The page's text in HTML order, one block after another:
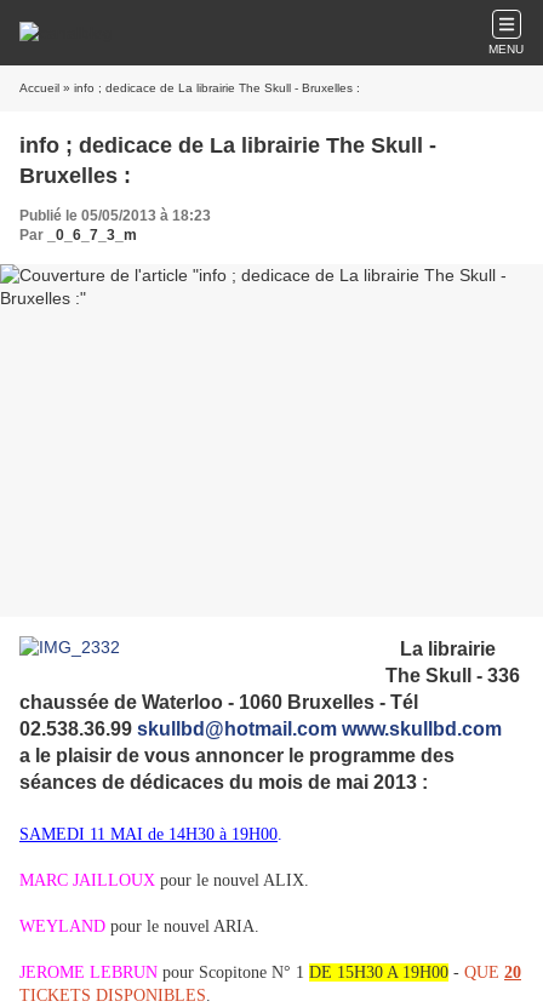
MENU
Accueil » info ; dedicace de La librairie The Skull - Bruxelles :
info ; dedicace de La librairie The Skull -
Bruxelles :
Publié le 05/05/2013 à 18:23
Par
_0_6_7_3_m
La librairie
The Skull - 336
chaussée de Waterloo - 1060 Bruxelles - Tél
02.538.36.99 skullbd@hotmail.com www.skullbd.com
a le plaisir de vous annoncer le programme des
séances de dédicaces du mois de mai 2013 :
SAMEDI 11 MAI de 14H30 à 19H00.
MARC JAILLOUX pour le nouvel ALIX.
WEYLAND pour le nouvel ARIA.
JEROME LEBRUN pour Scopitone N° 1 DE 15H30 A 19H00 - QUE 20
TICKETS DISPONIBLES.